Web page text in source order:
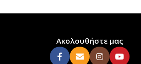
Ακολουθήστε μας